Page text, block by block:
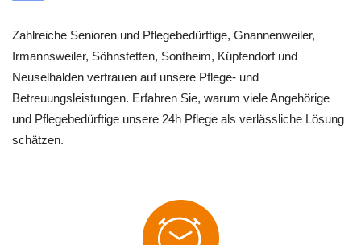
Zahlreiche Senioren und Pflegebedürftige, Gnannenweiler,
Irmannsweiler, Söhnstetten, Sontheim, Küpfendorf und
Neuselhalden vertrauen auf unsere Pflege- und
Betreuungsleistungen. Erfahren Sie, warum viele Angehörige
und Pflegebedürftige unsere 24h Pflege als verlässliche Lösung
schätzen.